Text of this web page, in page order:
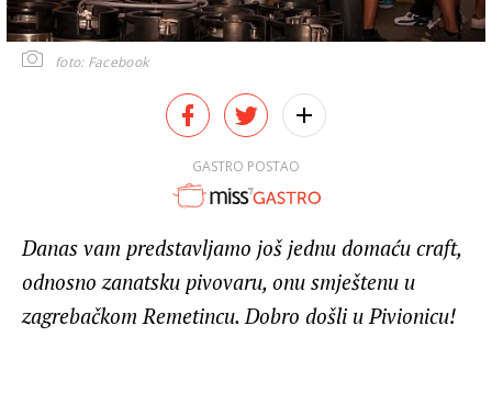
foto: Facebook
GASTRO POSTAO
Danas vam predstavljamo još jednu domaću craft,
odnosno zanatsku pivovaru, onu smještenu u
zagrebačkom Remetincu. Dobro došli u Pivionicu!